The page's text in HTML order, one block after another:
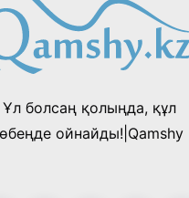
болсаң қолыңда, құл
ойнайды!|Qamshy